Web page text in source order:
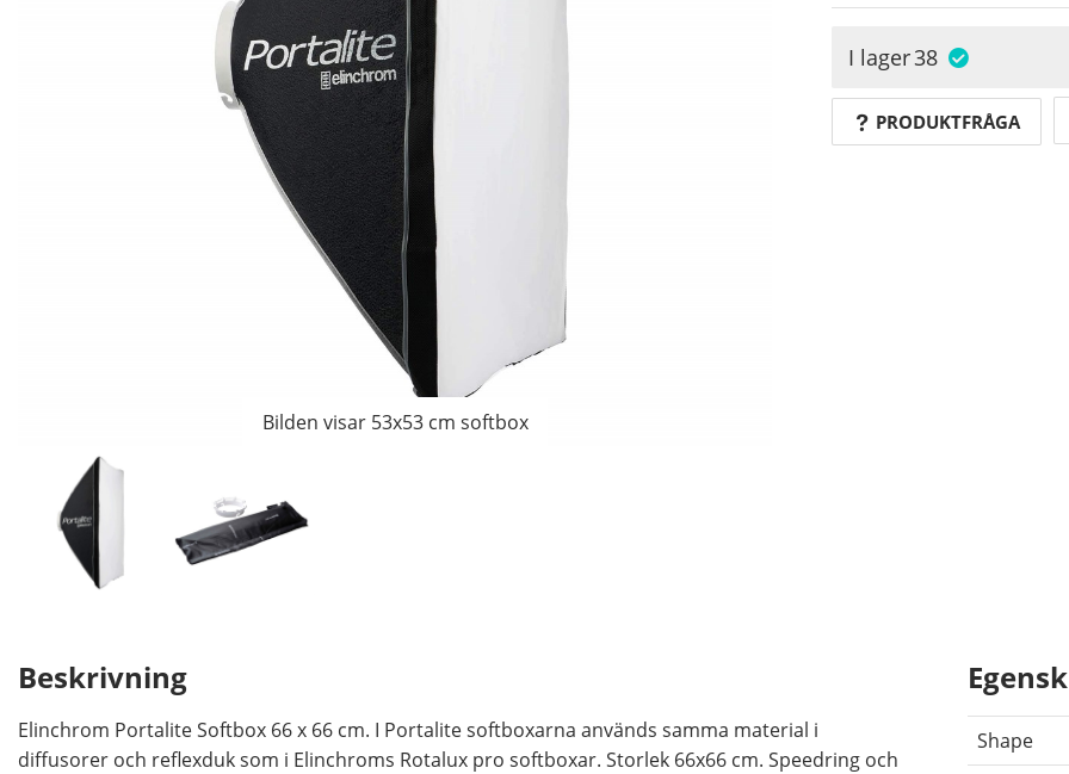
Bilden visar 53x53 cm softbox
I lager38
PRODUKTFRÅGA
Beskrivning
Elinchrom Portalite Softbox 66 x 66 cm. I Portalite softboxarna används samma material i
diffusorer och reflexduk som i Elinchroms Rotalux pro softboxar. Storlek 66x66 cm. Speedring och
Shape